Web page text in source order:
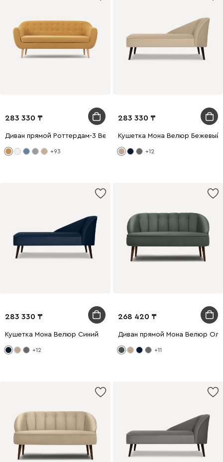
283 330
Диван прямой Роттердам-3 Вельвет Желтый
+93
283 330
Кушетка Мона Велюр Бежевый
+12
283 330
Кушетка Мона Велюр Синий
+12
268 420
Диван прямой Мона Велюр
+11